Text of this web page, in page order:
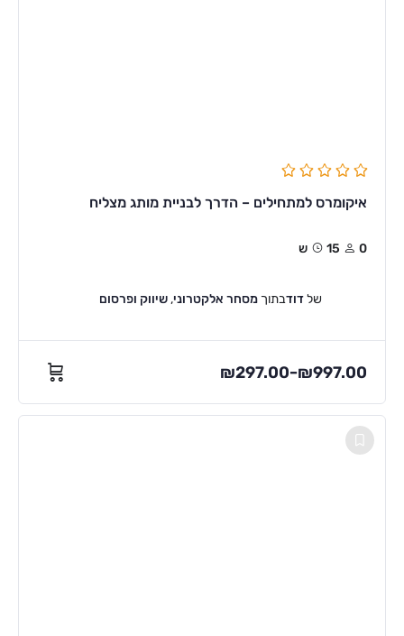
איקומרס למתחילים – הדרך לבניית מותג מצליח
0 15ש
שלדודבתוך מסחר אלקטרוני, שיווק ופרסום
₪297.00–₪997.00